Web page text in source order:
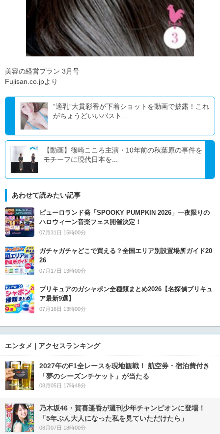
美容の経営プラン 3月号
Fujisan.co.jpより
“適乳”大貫彩香が下着ショットを動画で披露！これ
がちょうどいいバスト...
【動画】篠崎こころ主演・10年前の秋葉原の事件を
モチーフに現代日本を...
あわせて読みたい記事
ピューロランド発「SPOOKY PUMPKIN 2026」一夜限りの
ハロウィーン音楽フェス開催決定！
07月31日 15時00分
ガチャガチャどこで買える？全国エリア別設置場所ガイド20
26
07月17日 13時00分
プリキュアのガシャポン全種類まとめ2026【名探偵プリキュ
ア最新9選】
07月16日 13時00分
エンタメ | アクセスランキング
2027年のF1全レースを現地観戦！ 航空券・宿泊費付き
「夢のシーズンチケット」が当たる
08月05日 17時48分
乃木坂46・賀喜遥香が週刊少年チャンピオンに登場！
「5年ぶん大人になった私を見ていただけたら」
08月07日 18時00分